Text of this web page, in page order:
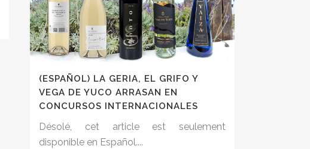
(ESPAÑOL) LA GERIA, EL GRIFO Y
VEGA DE YUCO ARRASAN EN
CONCURSOS INTERNACIONALES
Désolé, cet article est seulement
disponible en Español....